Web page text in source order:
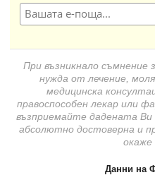
При възникнало съмнение
нужда от лечение,
медицинска
правоспособен лекар или
възприемайте дадената
абсолютно достоверна и
окаже
Данни на